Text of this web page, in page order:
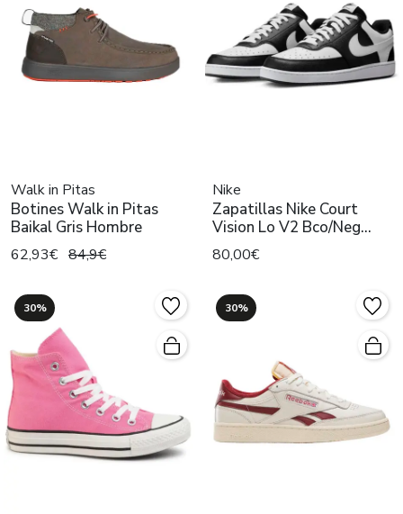
Walk in Pitas
Botines Walk in Pitas
Baikal Gris Hombre
62,93€ 84,9€
Nike
Zapatillas Nike Court
Vision Lo V2 Bco/Neg
Hombre
80,00€
30% 30%